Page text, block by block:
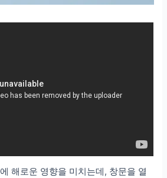
해로운 영향을 미치는데, 창문을 열